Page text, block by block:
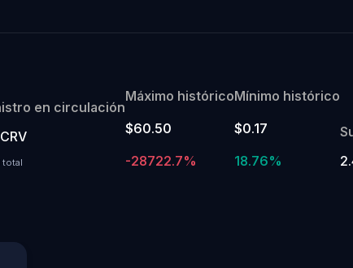
en circulación
total
Máximo histórico
$60.50
-28722.7%
Mínimo histórico
$0.17
18.76%